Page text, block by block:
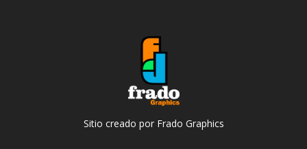
Sitio creado por Frado Graphics